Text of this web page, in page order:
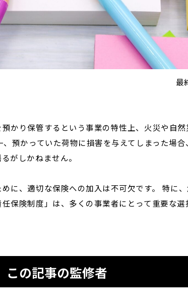
最
かり保管するという事業の特性上、火災や自
預かっていた荷物に損害を与えてしまった場
がしかねません。
に、適切な保険への加入は不可欠です。 特に
保険制度」は、多くの事業者にとって重要な選
この記事の監修者